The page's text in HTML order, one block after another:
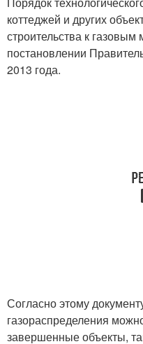
Трубы на кухне
коттеджей и других
строительства к
постановлении
2013 года.
Согласно этому
газораспределения
завершенные объекты,